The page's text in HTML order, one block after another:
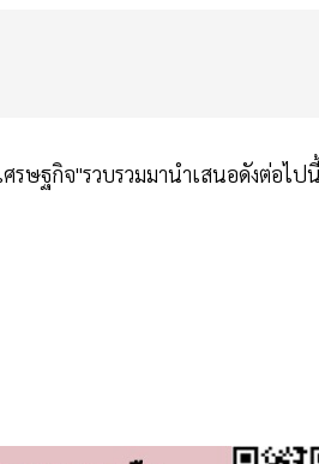
รษฐกิจ"รวบรวมมานำเสนอดังต่อไ